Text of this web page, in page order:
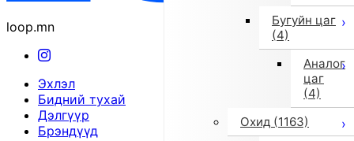
Бугуйн цаг
(4)
Аналог
цаг
(4)
Охид (1163)
loop.mn
Эхлэл
Бидний тухай
Дэлгүүр
Брэндүүд